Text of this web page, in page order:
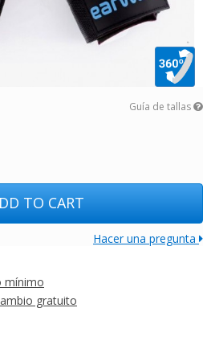
Guía de tallas
TO CART
Hacer una pregunta
mínimo
gratuito